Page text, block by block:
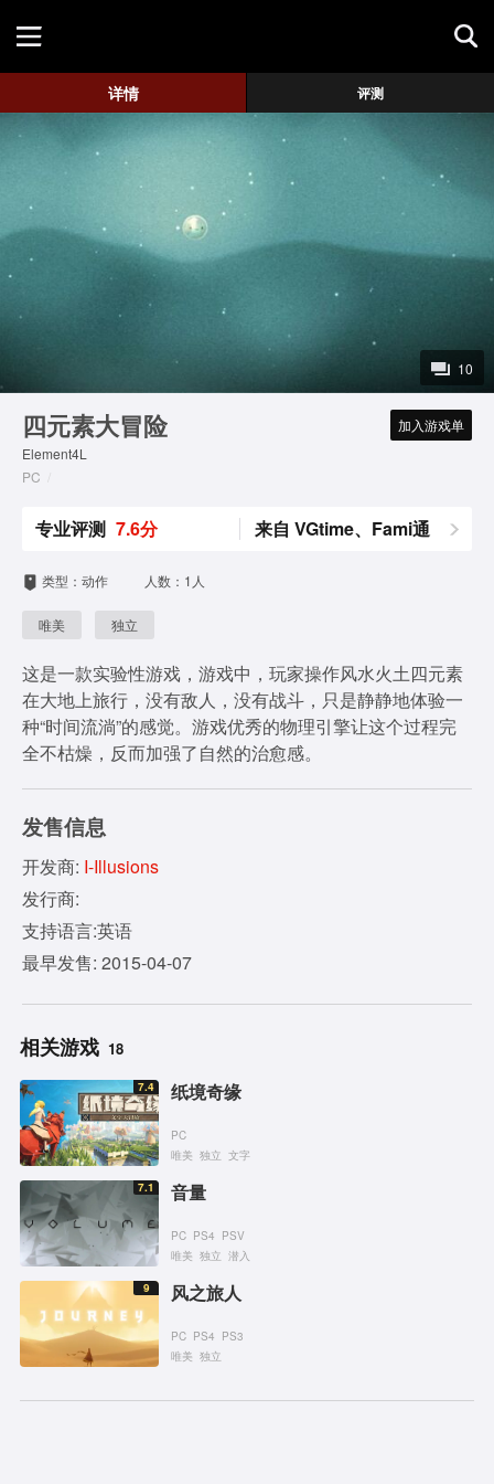
游戏评测
地图攻略
详情 评测
10
四元素大冒险
Element4L
PC
加入游戏单
专业评测 7.6分 来自 VGtime、Fami通
类型：动作 人数：1人
唯美 独立
这是一款实验性游戏，游戏中，玩家操作风水火土四元素
在大地上旅行，没有敌人，没有战斗，只是静静地体验一
种“时间流淌”的感觉。游戏优秀的物理引擎让这个过程完
全不枯燥，反而加强了自然的治愈感。
发售信息
开发商: I-Illusions
发行商:
支持语言:英语
最早发售: 2015-04-07
相关游戏 18
7.4 纸境奇缘
PC
唯美 独立 文字
7.1 音量
PC PS4 PSV
唯美 独立 潜入
9 风之旅人
PC PS4 PS3
唯美 独立